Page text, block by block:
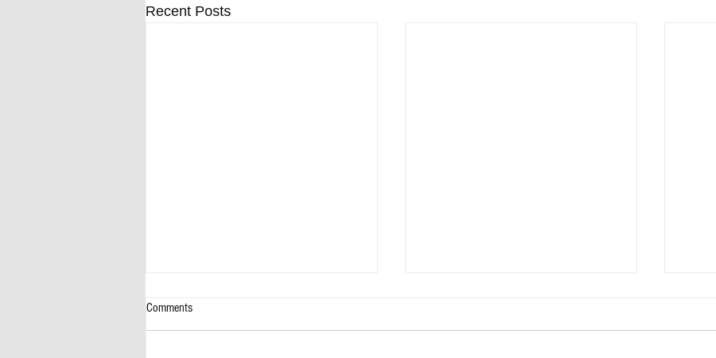
Recent Posts
Comments